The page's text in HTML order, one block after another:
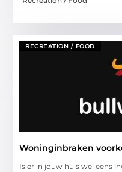
RECREATION / FOOD
Woninginbraken
Is er in jouw huis wel eens